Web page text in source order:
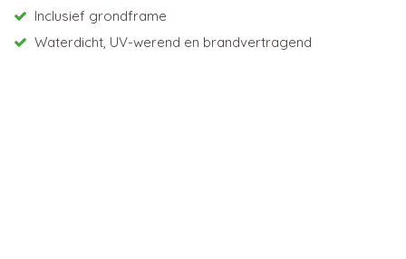
Inclusief grondframe
Waterdicht, UV-werend en brandvertragend